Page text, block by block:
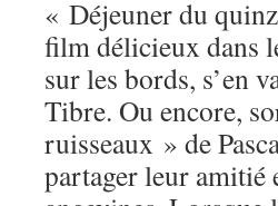
« Déjeuner du
film délicieux dans
sur les bords, s’en
Tibre. Ou encore,
ruisseaux » de
partager leur